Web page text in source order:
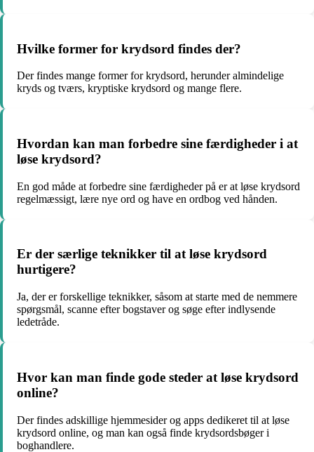
Hvilke former for krydsord findes der?
Der findes mange former for krydsord, herunder almindelige
kryds og tværs, kryptiske krydsord og mange flere.
Hvordan kan man forbedre sine færdigheder i at
løse krydsord?
En god måde at forbedre sine færdigheder på er at løse krydsord
regelmæssigt, lære nye ord og have en ordbog ved hånden.
Er der særlige teknikker til at løse krydsord
hurtigere?
Ja, der er forskellige teknikker, såsom at starte med de nemmere
spørgsmål, scanne efter bogstaver og søge efter indlysende
ledetråde.
Hvor kan man finde gode steder at løse krydsord
online?
Der findes adskillige hjemmesider og apps dedikeret til at løse
krydsord online, og man kan også finde krydsordsbøger i
boghandlere.